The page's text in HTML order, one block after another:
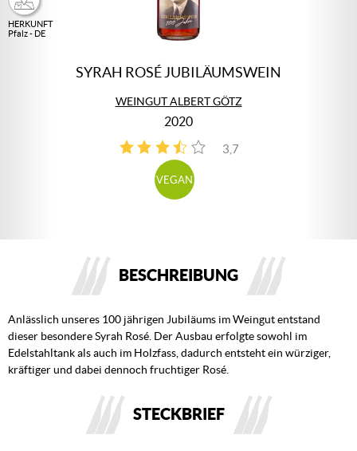
HERKUNFT
Pfalz - DE
SYRAH ROSÉ JUBILÄUMSWEIN
WEINGUT ALBERT GÖTZ
2020
3,7
3
VEGAN
BESCHREIBUNG
Anlässlich unseres 100 jährigen Jubiläums im Weingut entstand
dieser besondere Syrah Rosé. Der Ausbau erfolgte sowohl im
Edelstahltank als auch im Holzfass, dadurch entsteht ein würziger,
kräftiger und dabei dennoch fruchtiger Rosé.
STECKBRIEF